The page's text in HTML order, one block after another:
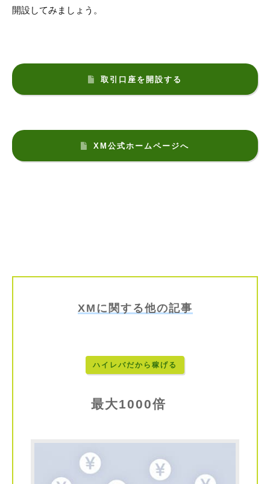
開設してみましょう。
取引口座を開設する
XM公式ホームページへ
XMに関する他の記事
ハイレバだから稼げる
最大1000倍